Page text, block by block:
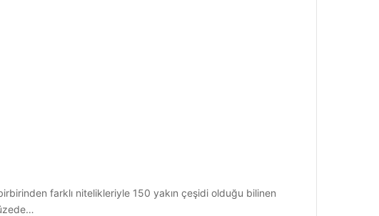
farklı nitelikleriyle 150 yakın çeşidi olduğu bilinen